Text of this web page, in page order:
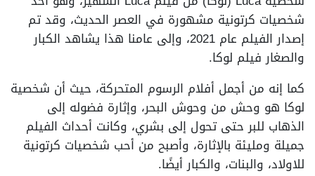
شخصيات كرتونية مشهورة في العصر الحديث، وقد تم
إصدار الفيلم عام 2021، وإلى عامنا هذا يشاهد الكبار
والصغار فيلم لوكا.
كما إنه من أجمل أفلام الرسوم المتحركة، حيث أن شخصية
لوكا هو وحش من وحوش البحر، وإثارة فضوله إلى
الذهاب للبر حتى تحول إلى بشري، وكانت أحداث الفيلم
جميلة ومليئة بالإثارة، وأصبح من أحب شخصيات كرتونية
للاولاد، والبنات، والكبار أيضًا.